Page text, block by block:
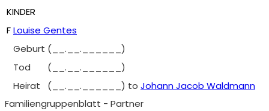
KINDER
FLouise Gentes
Geburt (__.__.______)
Tod
(__.__.______)
Heirat
(__.__.______) to Johann Jacob Waldmann
Familiengruppenblatt - Partner